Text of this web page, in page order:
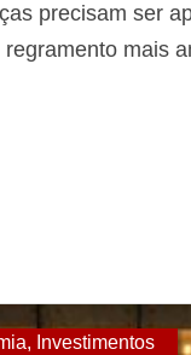
precisam ser
mais
, Investimentos